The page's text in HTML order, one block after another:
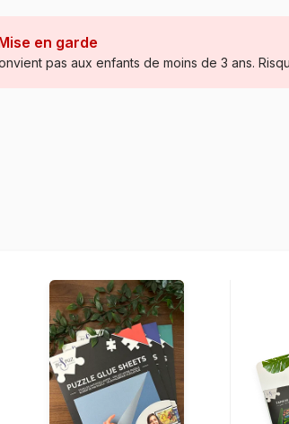
Puzzle pour
primaire
en garde
pas aux enfants de moins de 3 ans.